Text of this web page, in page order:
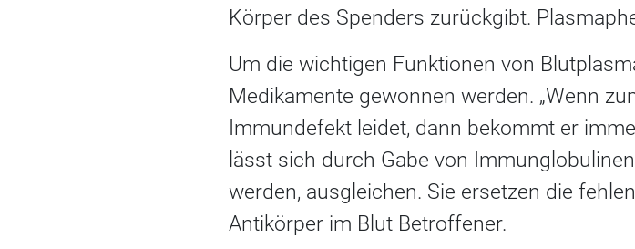
Körper des Spenders zurückgibt.
Um die wichtigen Funktionen von
Medikamente gewonnen werden. „Wenn
Immundefekt leidet, dann bekommt er
lässt sich durch Gabe von
werden, ausgleichen. Sie ersetzen die
Antikörper im Blut Betroffener.